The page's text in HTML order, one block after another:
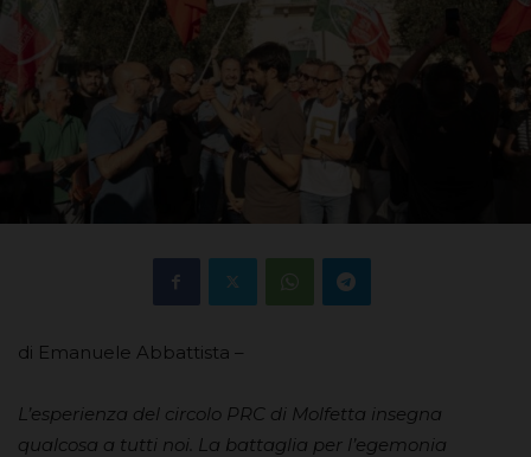
di Emanuele Abbattista –
L’esperienza del circolo PRC di Molfetta insegna
qualcosa a tutti noi. La battaglia per l’egemonia